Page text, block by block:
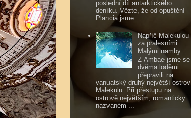
poslední díl antarktického
deníku. Vězte, že od opuštění
Plancia jsme...
Napříč Malekulou
za pralesními
Malými namby
Z Ambae jsme se
dvěma loděmi
přepravili na
vanuatský druhý největší ostrov
Malekulu. Při přestupu na
ostrově největším, romanticky
nazvaném ...